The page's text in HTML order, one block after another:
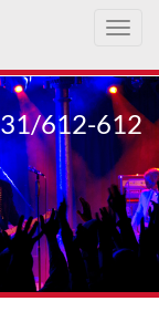
612-612